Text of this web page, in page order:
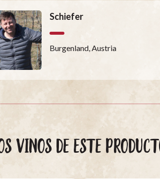
Schiefer
Burgenland, Austria
VINOS DE ESTE